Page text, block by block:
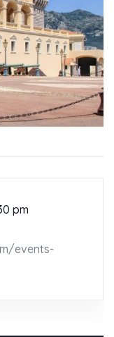
pm
events-